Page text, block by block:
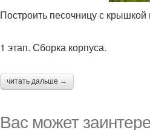
Построить песочницу с
1 этап. Сборка корпуса.
читать дальше →
Вас может